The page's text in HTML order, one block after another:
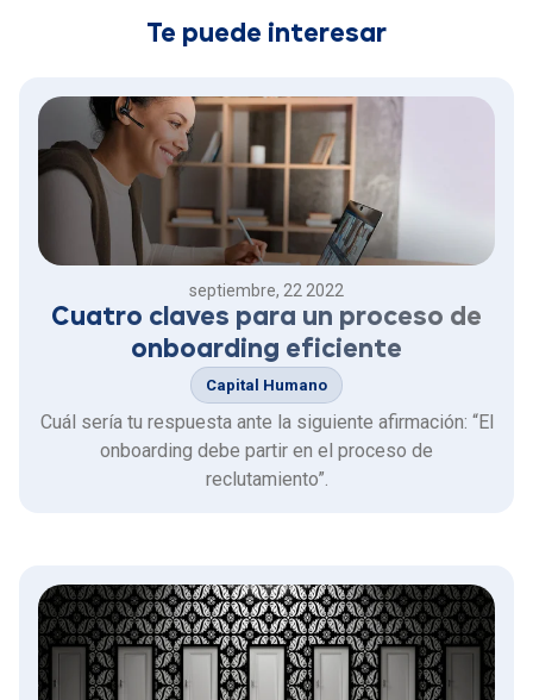
Te puede interesar
septiembre, 22 2022
Cuatro claves para un proceso de
onboarding eficiente
Capital Humano
Cuál sería tu respuesta ante la siguiente afirmación: “El
onboarding debe partir en el proceso de
reclutamiento”.